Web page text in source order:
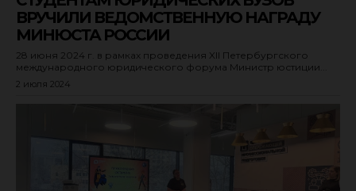
ВРУЧИЛИ ВЕДОМСТВЕННУЮ НАГРАДУ
МИНЮСТА РОССИИ
28 июня 2024 г. в рамках проведения XII Петербургского
международного юридического форума Министр юстиции...
2 июля 2024